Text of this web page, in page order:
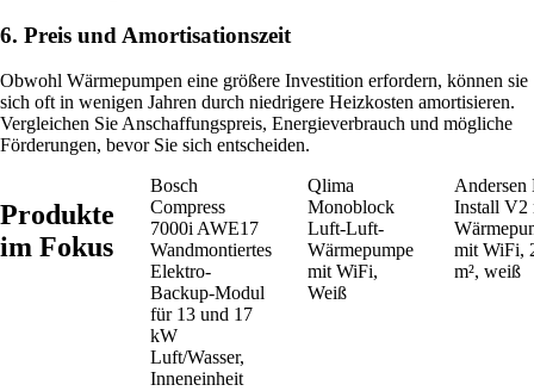
6. Preis und Amortisationszeit
Obwohl Wärmepumpen eine größere Investition erfordern, können sie
sich oft in wenigen Jahren durch niedrigere Heizkosten amortisieren.
Vergleichen Sie Anschaffungspreis, Energieverbrauch und mögliche
Förderungen, bevor Sie sich entscheiden.
Produkte
im Fokus
Bosch
Compress
7000i AWE17
Wandmontiertes
Elektro-
Backup-Modul
für 13 und 17
kW
Luft/Wasser,
Inneneinheit
Qlima
Monoblock
Luft-Luft-
Wärmepumpe
mit WiFi,
Weiß
Install V2
mit WiFi,
m², weiß